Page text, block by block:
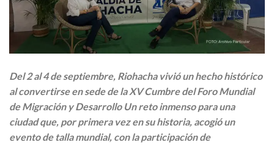
Del 2 al 4 de septiembre, Riohacha vivió un hecho histórico
al convertirse en sede de la XV Cumbre del Foro Mundial
de Migración y Desarrollo Un reto inmenso para una
ciudad que, por primera vez en su historia, acogió un
evento de talla mundial, con la participación de